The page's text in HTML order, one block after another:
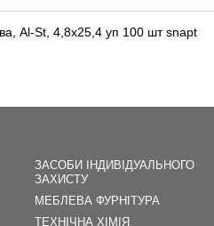
Al-St, 4,8x25,4 уп 100 шт snapt
ЗАСОБИ ІНДИВІДУАЛЬНОГО
ЗАХИСТУ
МЕБЛЕВА ФУРНІТУРА
ТЕХНІЧНА ХІМІЯ